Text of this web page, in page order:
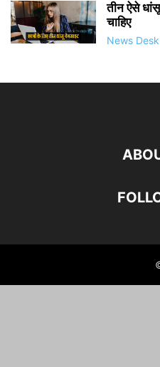
तीन ऐसे
चाहिए
News Desk